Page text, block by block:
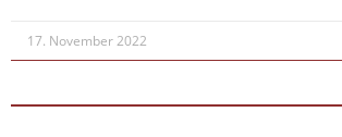
17. November 2022